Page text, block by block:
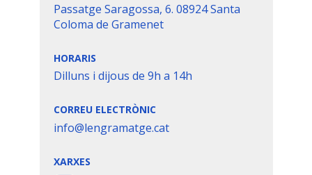
Passatge Saragossa, 6. 08924 Santa
Coloma de Gramenet
HORARIS
Dilluns i dijous de 9h a 14h
CORREU ELECTRÒNIC
info@lengramatge.cat
XARXES